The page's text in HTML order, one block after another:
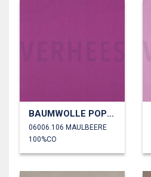
BAUMWOLLE POPELINE
06006.106 MAULBEERE
100%CO